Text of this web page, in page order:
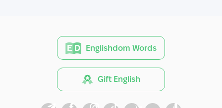
Englishdom Words
Gift English